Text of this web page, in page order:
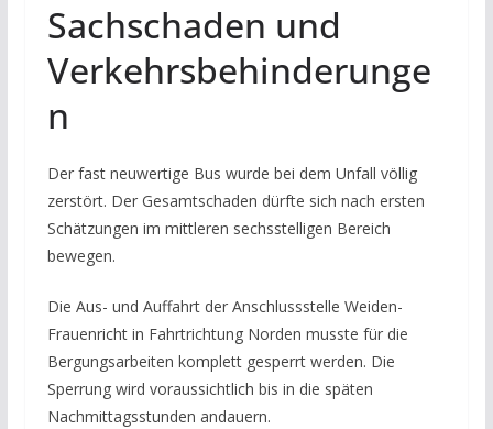
Sachschaden und
Verkehrsbehinderunge
n
Der fast neuwertige Bus wurde bei dem Unfall völlig
zerstört. Der Gesamtschaden dürfte sich nach ersten
Schätzungen im mittleren sechsstelligen Bereich
bewegen.
Die Aus- und Auffahrt der Anschlussstelle Weiden-
Frauenricht in Fahrtrichtung Norden musste für die
Bergungsarbeiten komplett gesperrt werden. Die
Sperrung wird voraussichtlich bis in die späten
Nachmittagsstunden andauern.